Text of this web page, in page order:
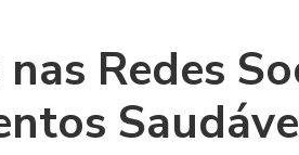
Redes